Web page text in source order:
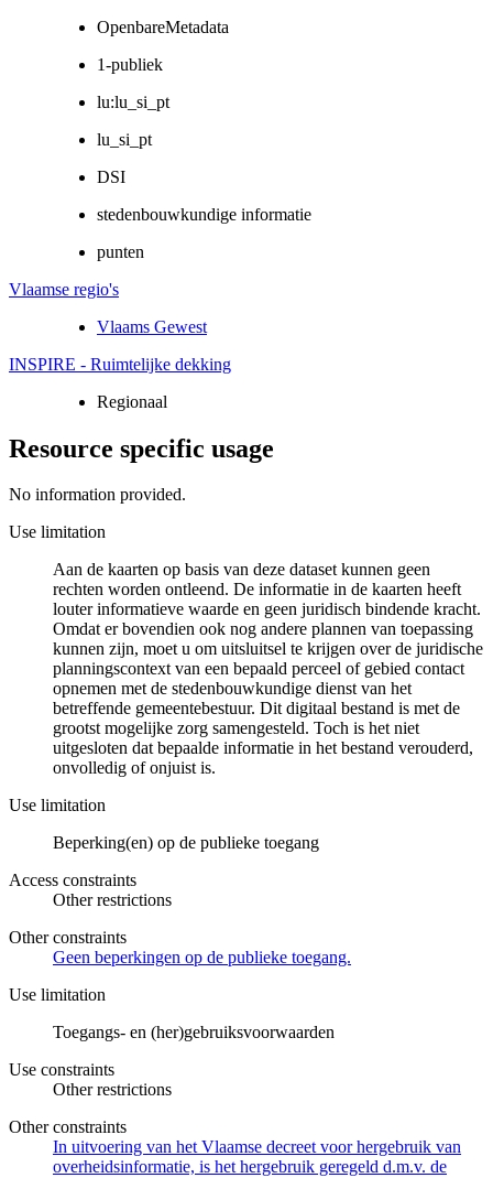
OpenbareMetadata
1-publiek
lu:lu_si_pt
lu_si_pt
DSI
stedenbouwkundige informatie
punten
Vlaamse regio's
Vlaams Gewest
INSPIRE - Ruimtelijke dekking
Regionaal
Resource specific usage
No information provided.
Use limitation
Aan de kaarten op basis van deze dataset kunnen geen
rechten worden ontleend. De informatie in de kaarten heeft
louter informatieve waarde en geen juridisch bindende kracht.
Omdat er bovendien ook nog andere plannen van toepassing
kunnen zijn, moet u om uitsluitsel te krijgen over de juridische
planningscontext van een bepaald perceel of gebied contact
opnemen met de stedenbouwkundige dienst van het
betreffende gemeentebestuur. Dit digitaal bestand is met de
grootst mogelijke zorg samengesteld. Toch is het niet
uitgesloten dat bepaalde informatie in het bestand verouderd,
onvolledig of onjuist is.
Use limitation
Beperking(en) op de publieke toegang
Access constraints
Other restrictions
Other constraints
Geen beperkingen op de publieke toegang.
Use limitation
Toegangs- en (her)gebruiksvoorwaarden
Use constraints
Other restrictions
Other constraints
In uitvoering van het Vlaamse decreet voor hergebruik van
overheidsinformatie, is het hergebruik geregeld d.m.v. de